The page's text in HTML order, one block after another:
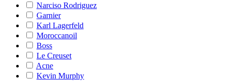
Narciso Rodriguez
Garnier
Karl Lagerfeld
Moroccanoil
Boss
Le Creuset
Acne
Kevin Murphy